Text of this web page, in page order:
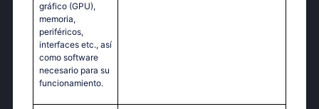
gráfico (GPU),
memoria,
periféricos,
interfaces etc., así
como software
necesario para su
funcionamiento.